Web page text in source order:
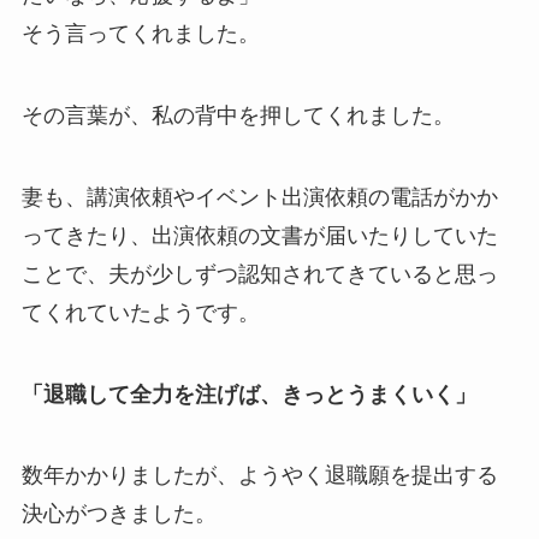
そう言ってくれました。
その言葉が、私の背中を押してくれました。
妻も、講演依頼やイベント出演依頼の電話がかか
ってきたり、出演依頼の文書が届いたりしていた
ことで、夫が少しずつ認知されてきていると思っ
てくれていたようです。
「退職して全力を注げば、きっとうまくいく」
数年かかりましたが、ようやく退職願を提出する
決心がつきました。